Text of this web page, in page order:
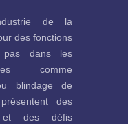
de la
des fonctions
pas dans les
comme
blindage de
des
et des défis